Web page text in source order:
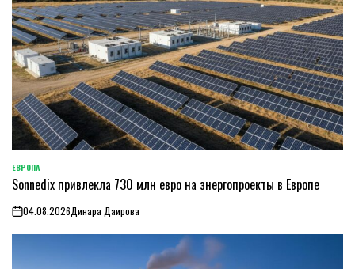
ОПУБЛИКОВАНО
В
ЕВРОПА
Sonnedix привлекла 730 млн евро на энергопроекты в Европе
on04.08.2026Динара Даирова